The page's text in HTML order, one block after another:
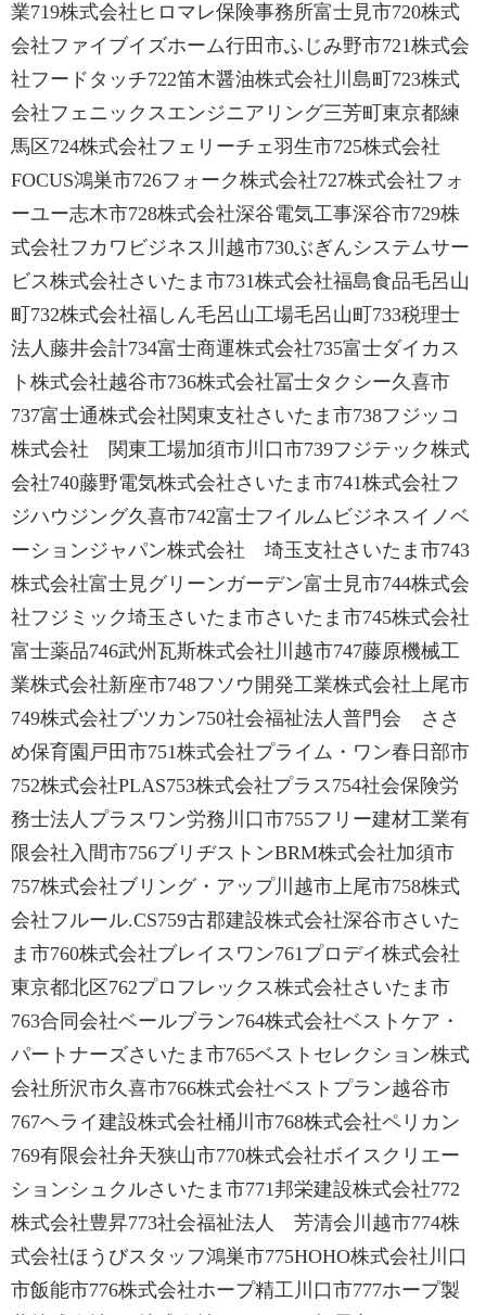
業719株式会社ヒロマレ保険事務所富士見市720株式
会社ファイブイズホーム行田市ふじみ野市721株式会
社フードタッチ722笛木醤油株式会社川島町723株式
会社フェニックスエンジニアリング三芳町東京都練
馬区724株式会社フェリーチェ羽生市725株式会社
FOCUS鴻巣市726フォーク株式会社727株式会社フォ
ーユー志木市728株式会社深谷電気工事深谷市729株
式会社フカワビジネス川越市730ぶぎんシステムサー
ビス株式会社さいたま市731株式会社福島食品毛呂山
町732株式会社福しん毛呂山工場毛呂山町733税理士
法人藤井会計734富士商運株式会社735富士ダイカス
ト株式会社越谷市736株式会社冨士タクシー久喜市
737富士通株式会社関東支社さいたま市738フジッコ
株式会社 関東工場加須市川口市739フジテック株式
会社740藤野電気株式会社さいたま市741株式会社フ
ジハウジング久喜市742富士フイルムビジネスイノベ
ーションジャパン株式会社 埼玉支社さいたま市743
株式会社富士見グリーンガーデン富士見市744株式会
社フジミック埼玉さいたま市さいたま市745株式会社
富士薬品746武州瓦斯株式会社川越市747藤原機械工
業株式会社新座市748フソウ開発工業株式会社上尾市
749株式会社ブツカン750社会福祉法人普門会 ささ
め保育園戸田市751株式会社プライム・ワン春日部市
752株式会社PLAS753株式会社プラス754社会保険労
務士法人プラスワン労務川口市755フリー建材工業有
限会社入間市756ブリヂストンBRM株式会社加須市
757株式会社ブリング・アップ川越市上尾市758株式
会社フルール.CS759古郡建設株式会社深谷市さいた
ま市760株式会社ブレイスワン761プロデイ株式会社
東京都北区762プロフレックス株式会社さいたま市
763合同会社ベールブラン764株式会社ベストケア・
パートナーズさいたま市765ベストセレクション株式
会社所沢市久喜市766株式会社ベストプラン越谷市
767ヘライ建設株式会社桶川市768株式会社ペリカン
769有限会社弁天狭山市770株式会社ボイスクリエー
ションシュクルさいたま市771邦栄建設株式会社772
株式会社豊昇773社会福祉法人 芳清会川越市774株
式会社ほうびスタッフ鴻巣市775HOHO株式会社川口
市飯能市776株式会社ホープ精工川口市777ホープ製